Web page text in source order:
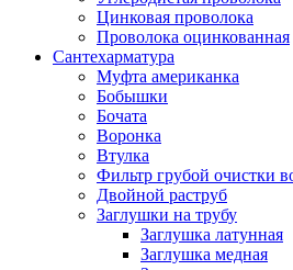
Цинковая проволока
Проволока оцинкованная
Сантехарматура
Муфта американка
Бобышки
Бочата
Воронка
Втулка
Фильтр грубой очистки
Двойной раструб
Заглушки на трубу
Заглушка латунная
Заглушка медная